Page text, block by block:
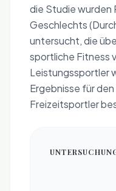
die Studie wurden
Geschlechts
untersucht, die
sportliche Fitness
Leistungssportler
Ergebnisse für
Freizeitsportler